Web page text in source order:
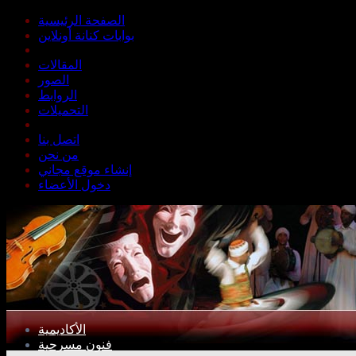
الصفحة الرئيسية
بوابات كنانة أونلاين
المقالات
الصور
الروابط
التحميلات
اتصل بنا
من نحن
إنشاء موقع مجاني
دخول الأعضاء
الأكاديمية
فنون مسرحية